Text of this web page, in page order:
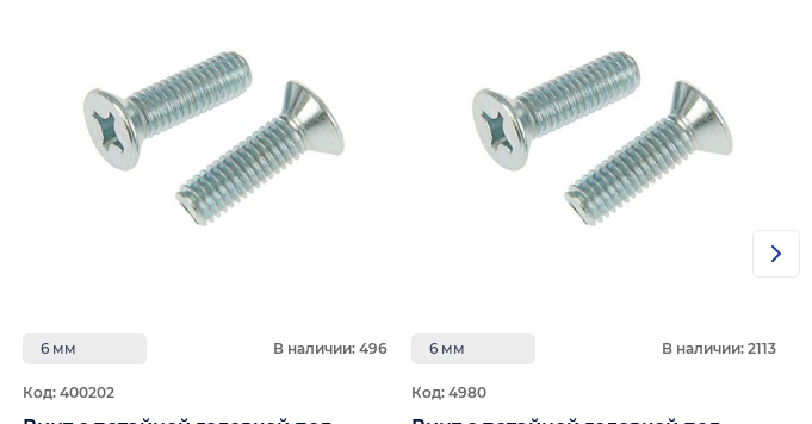
6 мм В наличии: 496
Код: 400202
6 мм В наличии: 2113
Код: 4980